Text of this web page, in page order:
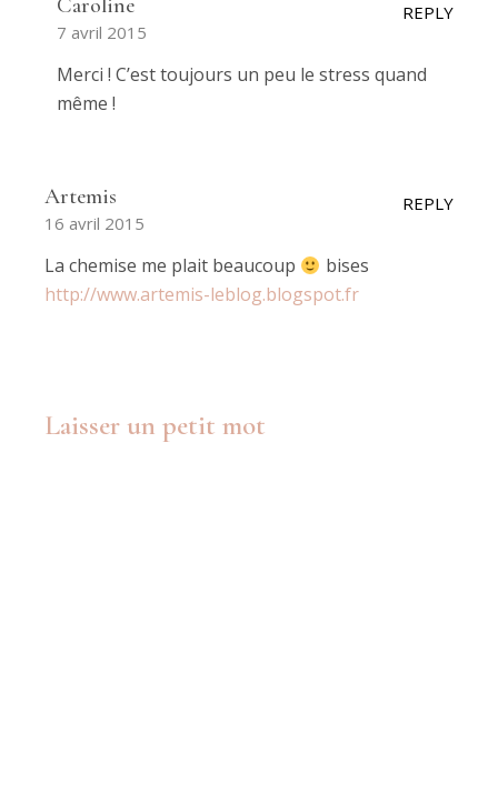
Caroline
7 avril 2015
REPLY
Merci ! C’est toujours un peu le stress quand
même !
Artemis
16 avril 2015
REPLY
La chemise me plait beaucoup
bises
http://www.artemis-leblog.blogspot.fr
Laisser un petit mot